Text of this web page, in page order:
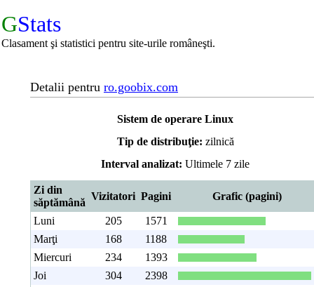
GStats
Clasament şi statistici pentru site-urile româneşti.
Detalii pentru ro.goobix.com
Sistem de operare Linux
Tip de distribuţie: zilnică
Interval analizat: Ultimele 7 zile
Zi din
săptămână
Vizitatori Pagini Grafic (pagini)
Luni 205
1571
Marţi
168
1188
Miercuri
234
1393
Joi
304
2398